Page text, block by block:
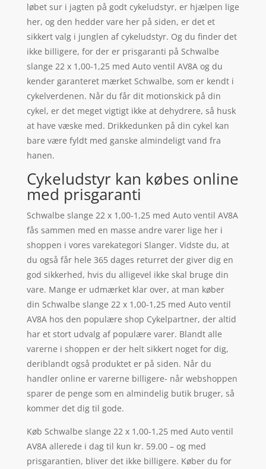
løbet sur i jagten på godt cykeludstyr, er hjælpen lige
her, og den hedder vare her på siden, er det et
sikkert valg i junglen af cykeludstyr. Og du finder det
ikke billigere, for der er prisgaranti på Schwalbe
slange 22 x 1,00-1,25 med Auto ventil AV8A og du
kender garanteret mærket Schwalbe, som er kendt i
cykelverdenen. Når du får dit motionskick på din
cykel, er det meget vigtigt ikke at dehydrere, så husk
at have væske med. Drikkedunken på din cykel kan
bare være fyldt med ganske almindeligt vand fra
hanen.
Cykeludstyr kan købes online
med prisgaranti
Schwalbe slange 22 x 1,00-1,25 med Auto ventil AV8A
fås sammen med en masse andre varer lige her i
shoppen i vores varekategori Slanger. Vidste du, at
du også får hele 365 dages returret der giver dig en
god sikkerhed, hvis du alligevel ikke skal bruge din
vare. Mange er udmærket klar over, at man køber
din Schwalbe slange 22 x 1,00-1,25 med Auto ventil
AV8A hos den populære shop Cykelpartner, der altid
har et stort udvalg af populære varer. Blandt alle
varerne i shoppen er der helt sikkert noget for dig,
deriblandt også produktet er på siden. Når du
handler online er varerne billigere- når webshoppen
sparer de penge som en almindelig butik bruger, så
kommer det dig til gode.
Køb Schwalbe slange 22 x 1,00-1,25 med Auto ventil
AV8A allerede i dag til kun kr. 59.00 – og med
prisgarantien, bliver det ikke billigere. Køber du for